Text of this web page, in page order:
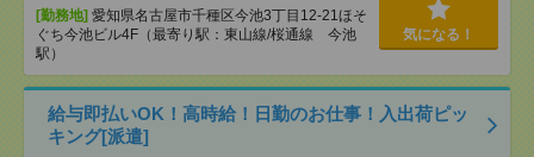
[勤務地] 愛知県名古屋市千種区今池3丁目12-21ほそ
ぐち今池ビル4F（最寄り駅：東山線/桜通線 今池
駅）
気になる！
給与即払いOK！高時給！日勤のお仕事！入出荷ピッ
キング[派遣]